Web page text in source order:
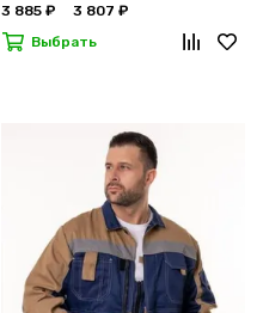
3 885 ₽
3 807 ₽
Выбрать